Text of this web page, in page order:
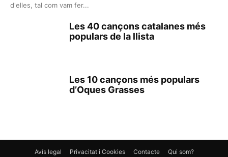
d'elles, tal com vam fer...
Les 40 cançons catalanes més
populars de la llista
Les 10 cançons més populars
d’Oques Grasses
Avís legal Privacitat i Cookies Contacte Qui som?